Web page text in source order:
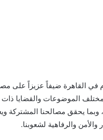
في القاهرة ضيفاً عزيزاً على
الموضوعات والقضايا ذات
يحقق مصالحنا المشتركة
والرفاهية لشعوبنا.